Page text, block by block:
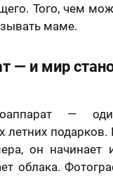
Того, чем
маме.
— и мир
—
летних подарков.
он начинает
облака.